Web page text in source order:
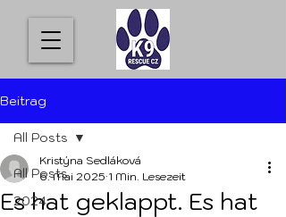
Beitrag
All Posts
2024
All Posts
Es hat geklappt. Es hat
Kristýna Sedláková
6. Mai 2025 1 Min. Lesezeit